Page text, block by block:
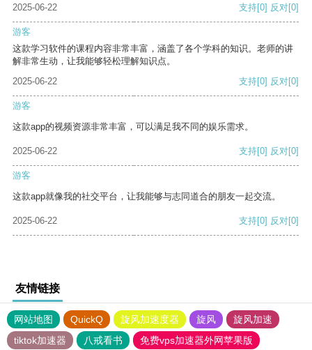
2025-06-22 支持[0] 反对[0]
游客
这款学习软件的课程内容非常丰富，涵盖了各个学科的知识。老师的讲
解非常生动，让我能够轻松理解知识点。
2025-06-22
支持[0] 反对[0]
游客
这款app的视频资源非常丰富，可以满足我不同的娱乐需求。
2025-06-22 支持[0] 反对[0]
游客
这款app就像我的社交平台，让我能够与志同道合的朋友一起交流。
2025-06-22 支持[0] 反对[0]
友情链接
网站地图 QuickQ 旋风加速度器 旋风
旋风加速
tiktok加速器
八戒看书 免费vps加速器外网苹果版